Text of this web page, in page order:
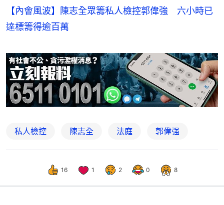
【內會風波】陳志全眾籌私人檢控郭偉強 六小時已
達標籌得逾百萬
私人檢控 陳志全 法庭 郭偉强
16 1 2 0 8